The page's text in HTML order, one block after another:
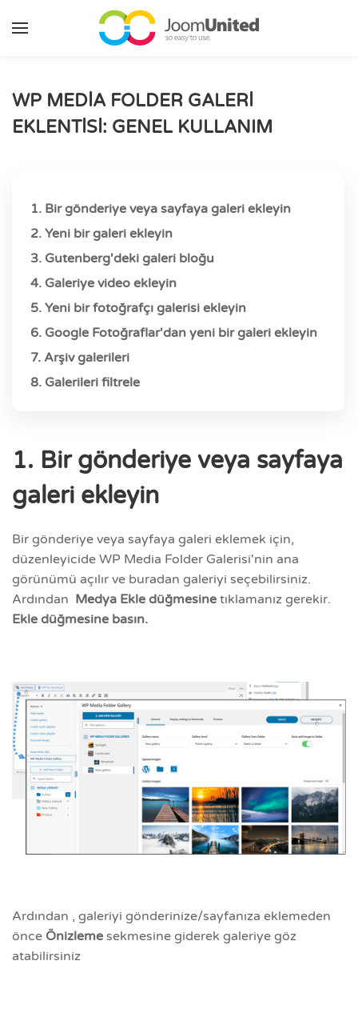
Ana içeriğe geç
WP MEDIA FOLDER GALERI
EKLENTISI: GENEL KULLANIM
1. Bir gönderiye veya sayfaya galeri ekleyin
2. Yeni bir galeri ekleyin
3. Gutenberg'deki galeri bloğu
4. Galeriye video ekleyin
5. Yeni bir fotoğrafçı galerisi ekleyin
6. Google Fotoğraflar'dan yeni bir galeri ekleyin
7. Arşiv galerileri
8. Galerileri filtrele
1. Bir gönderiye veya sayfaya
galeri ekleyin
Bir gönderiye veya sayfaya galeri eklemek için,
düzenleyicide WP Media Folder Galerisi'nin ana
görünümü açılır ve buradan galeriyi seçebilirsiniz.
Ardından Medya Ekle düğmesine tıklamanız gerekir.
Ekle düğmesine basın.
Ardından , galeriyi gönderinize/sayfanıza eklemeden
önce Önizleme sekmesine giderek galeriye göz
atabilirsiniz